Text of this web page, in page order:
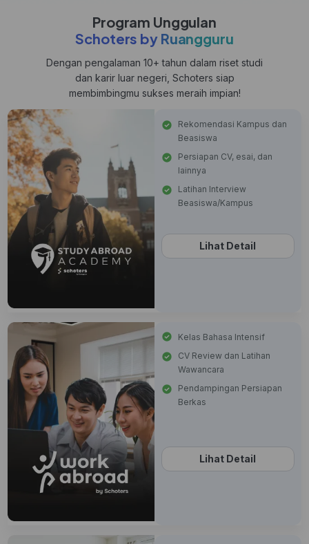
Program Unggulan
Schoters by Ruangguru
Dengan pengalaman 10+ tahun dalam riset studi
dan karir luar negeri, Schoters siap
membimbingmu sukses meraih impian!
Rekomendasi Kampus dan
Beasiswa
Persiapan CV, esai, dan
lainnya
Latihan Interview
Beasiswa/Kampus
Lihat Detail
Kelas Bahasa Intensif
CV Review dan Latihan
Wawancara
Pendampingan Persiapan
Berkas
Lihat Detail